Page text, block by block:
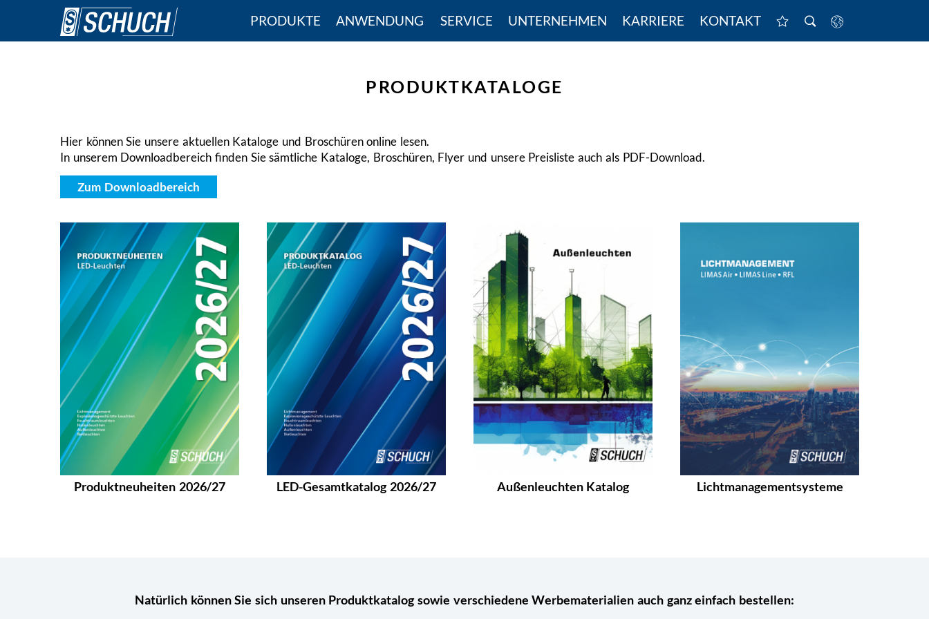
Inhalt
PRODUKTE ANWENDUNG SERVICE UNTERNEHMEN KARRIERE KONTAKT
PRODUKTKATALOGE
Hier können Sie unsere aktuellen Kataloge und Broschüren online lesen.
In unserem Downloadbereich finden Sie sämtliche Kataloge, Broschüren, Flyer und unsere Preisliste auch als PDF-Download.
Zum Downloadbereich
Produktneuheiten 2026/27 LED-Gesamtkatalog 2026/27 Außenleuchten Katalog Lichtmanagementsysteme
Natürlich können Sie sich unseren Produktkatalog sowie verschiedene Werbematerialien auch ganz einfach bestellen: